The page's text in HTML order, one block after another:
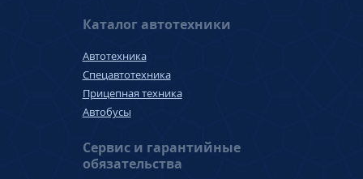
Каталог автотехники
Автотехника
Спецавтотехника
Прицепная техника
Автобусы
Сервис и гарантийные
обязательства